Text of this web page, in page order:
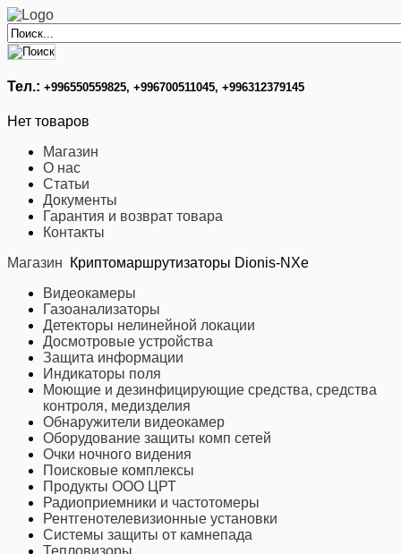
Тел.: +996550559825, +996700511045, +996312379145
Нет товаров
Магазин
О нас
Статьи
Документы
Гарантия и возврат товара
Контакты
Магазин
Криптомаршрутизаторы Dionis-NXe
Видеокамеры
Газоанализаторы
Детекторы нелинейной локации
Досмотровые устройства
Защита информации
Индикаторы поля
Моющие и дезинфицирующие средства, средства
контроля, медизделия
Обнаружители видеокамер
Оборудование защиты комп сетей
Очки ночного видения
Поисковые комплексы
Продукты ООО ЦРТ
Радиоприемники и частотомеры
Рентгенотелевизионные установки
Системы защиты от камнепада